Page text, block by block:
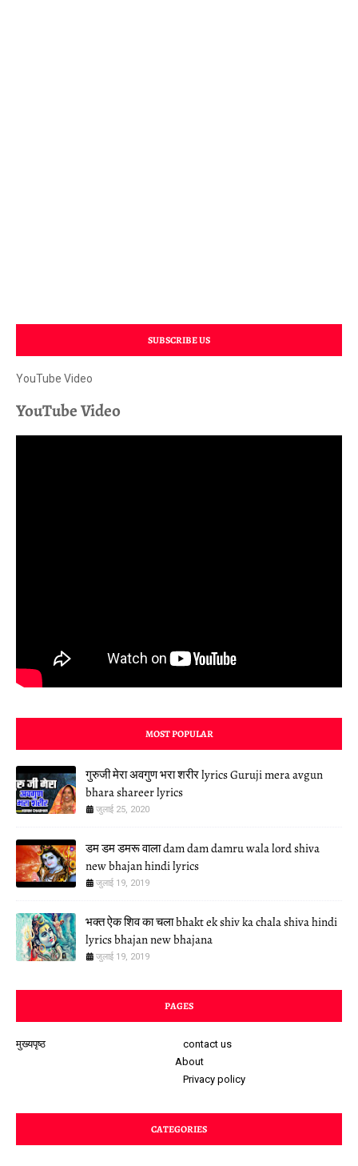
SUBSCRIBE US
YouTube Video
YouTube Video
MOST POPULAR
गुरुजी मेरा अवगुण भरा शरीर lyrics Guruji mera avgun
bhara shareer lyrics
जुलाई 25, 2020
डम डम डमरू वाला dam dam damru wala lord shiva
new bhajan hindi lyrics
जुलाई 19, 2019
भक्त ऐक शिव का चला bhakt ek shiv ka chala shiva hindi
lyrics bhajan new bhajana
जुलाई 19, 2019
PAGES
मुख्यपृष्ठ
contact us
About
Privacy policy
CATEGORIES